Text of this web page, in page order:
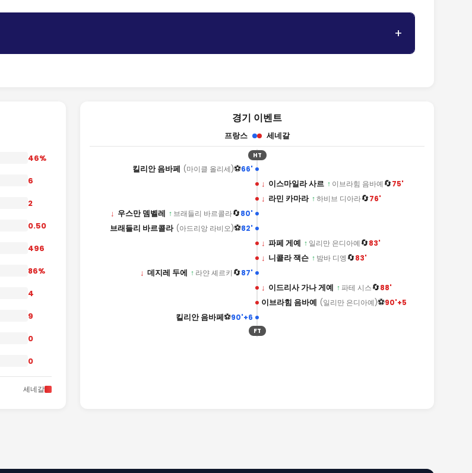
46%
6
2
0.50
496
86%
4
9
0
0
세네갈
경기 이벤트
프랑스 세네갈
HT
66'
⚽
킬리안 음바페 (마이클 올리세)
↓ 이스마일라 사르 ↑ 이브라힘 음바예🔄75'
↓ 라민 카마라 ↑하비브 디아라🔄76'
80'
🔄
↓ 우스만 뎀벨레 ↑ 브래들리 바르콜라
82'
⚽
브래들리 바르콜라 (아드리앙 라비오)
↓ 파페 게예 ↑ 일리만 은디아예🔄83'
↓ 니콜라 잭슨 ↑ 밤바 디엥🔄83'
87'
🔄
↓ 데지레 두에 ↑ 라얀 셰르키
↓ 이드리사 가나 게예 ↑파테 시스🔄88'
이브라힘 음바예 (일리만 은디아예)⚽90'+5
90'+6
⚽
킬리안 음바페
FT